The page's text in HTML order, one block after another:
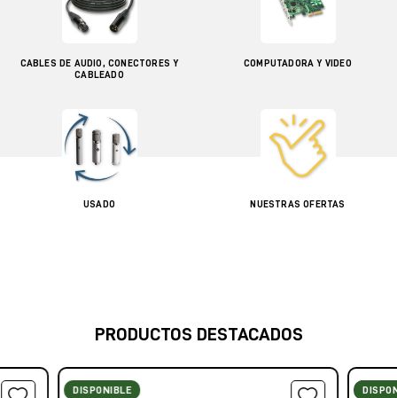
CABLES DE AUDIO, CONECTORES Y
CABLEADO
COMPUTADORA Y VIDEO
USADO NUESTRAS OFERTAS
PRODUCTOS DESTACADOS
DISPONIBLE